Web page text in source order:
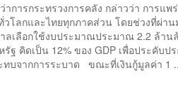
การกระทรวงการคลัง กล่าวว่า การแพ
โลกและไทยทุกภาคส่วน โดยช่วงที่ผ่าน
ลเลือกใช้งบประมาณประมาณ 2.2 ล้าน
ฐ คิดเป็น 12% ของ GDP เพื่อประคับป
ทบจากการระบาด ขณะที่เงินกู้มูลค่า 1